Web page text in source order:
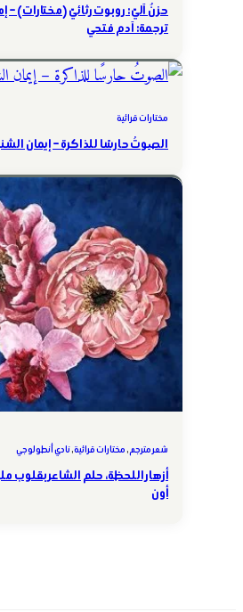
حزنٌ آليّ: روبوت رثائيّ (مختارات) –
ترجمة: آدم فتحي
مختارات قرائية
الصوتُ حارسًا للذاكرة – إيمان
شعر مترجم, مختارات قرائية, نادي أنطولوجي
أزهار اللحظة، حلم الشاعر بقلوب
أون